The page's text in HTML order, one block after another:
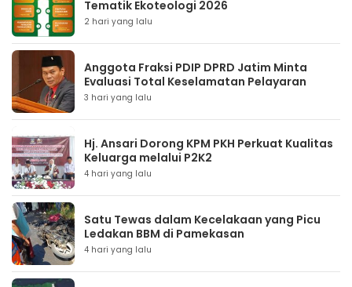
Tematik Ekoteologi 2026
2 hari yang lalu
Anggota Fraksi PDIP DPRD Jatim Minta
Evaluasi Total Keselamatan Pelayaran
3 hari yang lalu
Hj. Ansari Dorong KPM PKH Perkuat Kualitas
Keluarga melalui P2K2
4 hari yang lalu
Satu Tewas dalam Kecelakaan yang Picu
Ledakan BBM di Pamekasan
4 hari yang lalu